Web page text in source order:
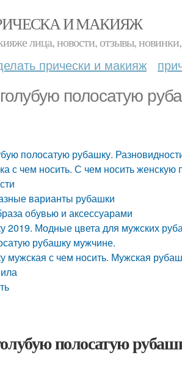
И МАКИЯЖ
лица, новости, отзывы,
прически и макияж
полосатую
полосатую рубашку.
с чем носить. С чем носить женскую
варианты рубашки
обувью и аксессуарами
2019. Модные цвета для мужских
рубашку мужчине.
мужская с чем носить. Мужская
полосатую